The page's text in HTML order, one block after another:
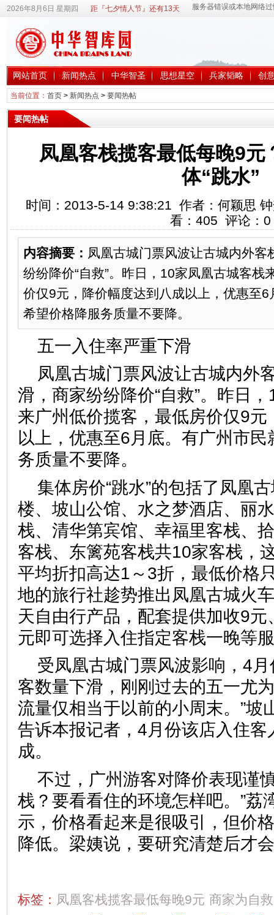
2026年8月6日 星期四 距『七夕情人节』还有13天
网站首页 新闻热点 中华智圣 思想星空 兵家韬略 创
当前位置： 首页> 新闻热点 > 要闻热帖
要闻热帖
凤凰客栈揽客最低每晚9元
体“跳水”
时间：2013-5-14 9:38:21 作者：何颖思
看： 405 评论： 0
内容摘要： 凤凰古城门票风波让古城内外客
纷纷降价“自救”。昨日，10家凤凰古城客栈
价仅9元，降价幅度达到八成以上，优惠至
希望价格降服务质量不要降。
五一入住率严重下滑
凤凰古城门票风波让古城内外
滑，商家纷纷降价“自救”。昨日
来广州低价揽客，最低房价仅9
以上，优惠至6月底。有广州市
务质量不要降。
集体房价“跳水”的包括了凤凰
楼、坡山公馆、水之梦酒店、丽
栈、清华第宾馆、幸福里客栈、
客栈、东篱苑客栈共10家客栈，
平均折扣高达1～3折，最低价格
地的旅行社趁势推出凤凰古城火
天自由行产品，配套提供加收9
元即可选择入住指定客栈一晚等
受凤凰古城门票风波影响，4
客数量下滑，刚刚过去的五一尤
流量仅相当于以前的小周末。”坡
告诉本报记者，4月份该店入住客
成。
不过，广州游客对降价表现谨
栈？要看看住的环境怎样吧。”荔
示，价格看起来是很吸引，但价
降低。梁姨说，要研究清楚后才
标签： 凤凰客栈揽客最低每晚9元 商家为自